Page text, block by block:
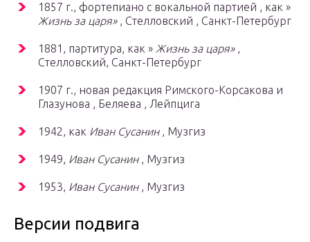
1857 г., фортепиано с вокальной партией , как »
Жизнь за царя», Стелловский , Санкт-Петербург
1881, партитура, как » Жизнь за царя»,
Стелловский, Санкт-Петербург
1907 г., новая редакция Римского-Корсакова и
Глазунова , Беляева , Лейпцига
1942, как Иван Сусанин, Музгиз
1949, Иван Сусанин, Музгиз
1953, Иван Сусанин, Музгиз
Версии подвига